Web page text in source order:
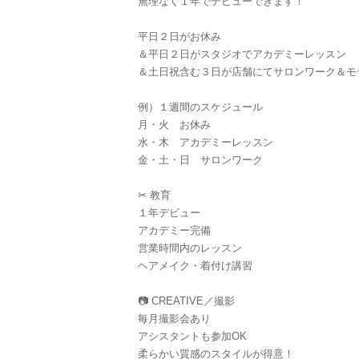
平日２日がお休み
＆平日２日がスタジオでアカデミーレッスン
＆土日祝含む３日が店舗にてサロンワーク＆モ
例）１週間のスケジュール
月・火 お休み
水・木 アカデミーレッスン
金・土・日 サロンワーク
✂ 教育
１年デビュー
アカデミー完備
営業時間内のレッスン
ヘアメイク・着付け講習
📷 CREATIVE／撮影
毎月撮影会あり
アシスタントも参加OK
柔らかい質感のスタイルが得意！